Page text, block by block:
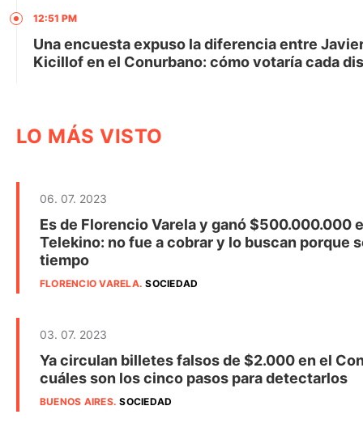
12:51 PM
Una encuesta expuso la diferencia entre
Kicillof en el Conurbano: cómo votaría cada
LO MÁS VISTO
06. 07. 2023
Es de Florencio Varela y ganó $500.000.000
Telekino: no fue a cobrar y lo buscan porque
tiempo
FLORENCIO VARELA.SOCIEDAD
03. 07. 2023
Ya circulan billetes falsos de $2.000 en el
cuáles son los cinco pasos para detectarlos
BUENOS AIRES.SOCIEDAD